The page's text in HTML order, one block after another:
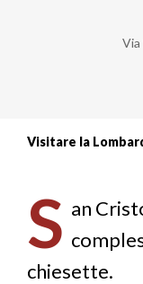
Via
di
pane
Visitare la
S an
chiesette.